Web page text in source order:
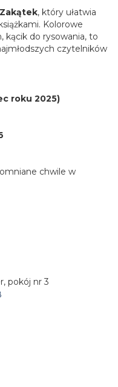
, który ułatwia
Kolorowe
kącik do rysowania, to
czytelników
roku 2025)
chwile w
pokój nr 3